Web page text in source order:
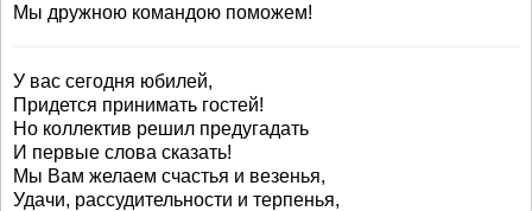
Мы дружною командою поможем!
У вас сегодня юбилей,
Придется принимать гостей!
Но коллектив решил предугадать
И первые слова сказать!
Мы Вам желаем счастья и везенья,
Удачи, рассудительности и терпенья,